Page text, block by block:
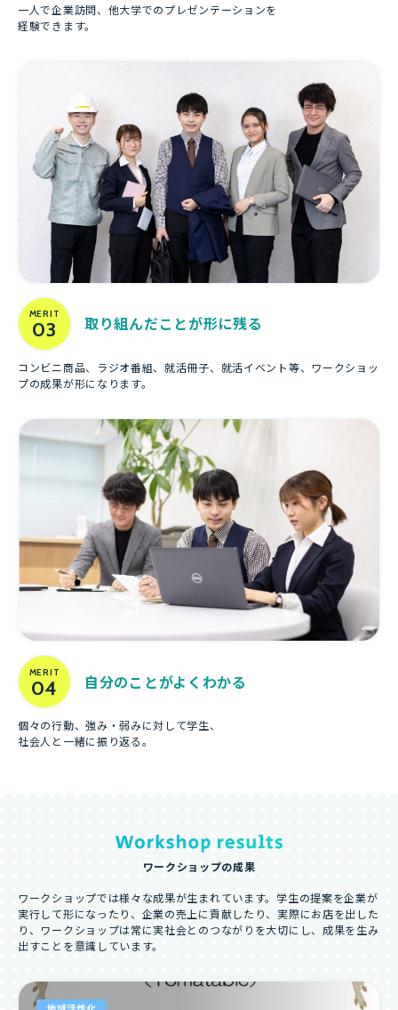
一人で企業訪問、他大学でのプレゼンテーションを
経験できます。
MERIT
03 取り組んだことが形に残る
コンビニ商品、ラジオ番組、就活冊子、就活イベント等、ワークショッ
プの成果が形になります。
MERIT
04 自分のことがよくわかる
個々の行動、強み・弱みに対して学生、
社会人と一緒に振り返る。
ワークショップの成果
ワークショップでは様々な成果が生まれています。学生の提案を企業が
実行して形になったり、企業の売上に貢献したり、実際にお店を出した
り、ワークショップは常に実社会とのつながりを大切にし、成果を生み
出すことを意識しています。